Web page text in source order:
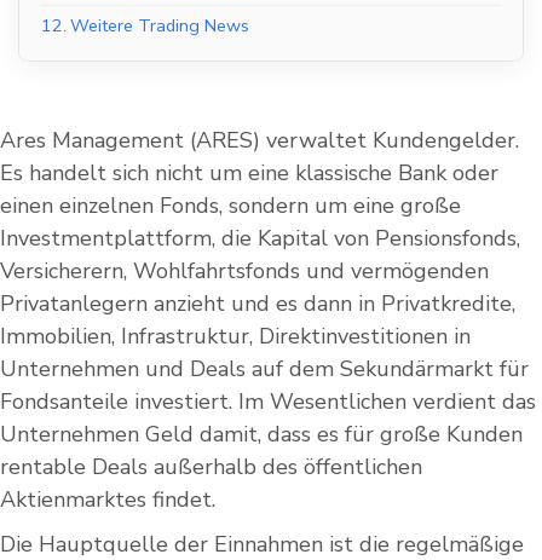
12. Weitere Trading News
Ares Management (ARES) verwaltet Kundengelder.
Es handelt sich nicht um eine klassische Bank oder
einen einzelnen Fonds, sondern um eine große
Investmentplattform, die Kapital von Pensionsfonds,
Versicherern, Wohlfahrtsfonds und vermögenden
Privatanlegern anzieht und es dann in Privatkredite,
Immobilien, Infrastruktur, Direktinvestitionen in
Unternehmen und Deals auf dem Sekundärmarkt für
Fondsanteile investiert. Im Wesentlichen verdient das
Unternehmen Geld damit, dass es für große Kunden
rentable Deals außerhalb des öffentlichen
Aktienmarktes findet.
Die Hauptquelle der Einnahmen ist die regelmäßige